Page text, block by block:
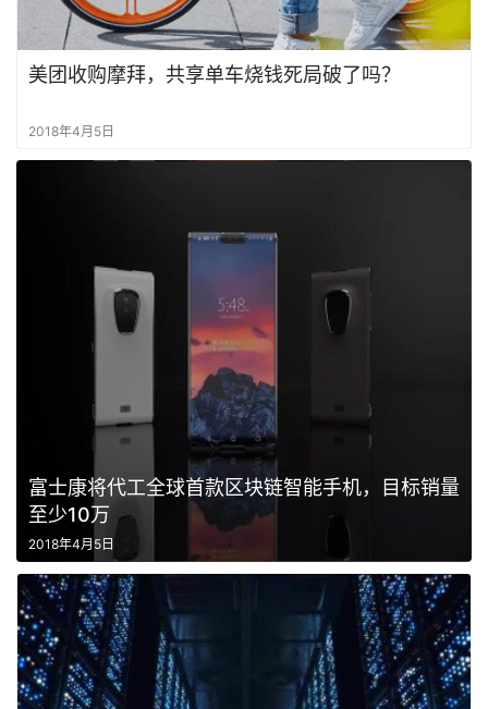
美团收购摩拜，共享单车烧钱死局破了吗？
2018年4月5日
富士康将代工全球首款区块链智能手机，目标销量
至少10万
2018年4月5日